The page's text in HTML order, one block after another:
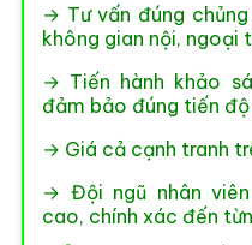
→ Tư vấn đúng
không gian nội, ngoại
→ Tiến hành khảo
đảm bảo đúng tiến
→ Giá cả cạnh tranh
→ Đội ngũ nhân
cao, chính xác đến